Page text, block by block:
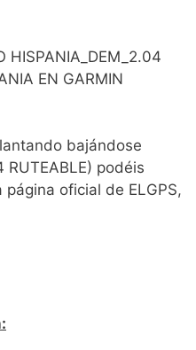
HISPANIA_DEM_2.04
EN GARMIN
bajándose
RUTEABLE) podéis
oficial de ELGPS,